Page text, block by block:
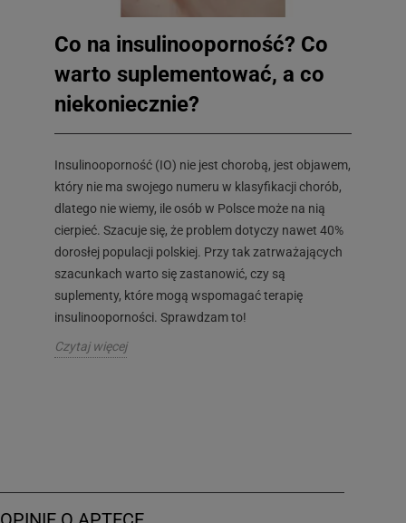
Co na insulinooporność? Co
warto suplementować, a co
niekoniecznie?
Insulinooporność (IO) nie jest chorobą, jest objawem,
który nie ma swojego numeru w klasyfikacji chorób,
dlatego nie wiemy, ile osób w Polsce może na nią
cierpieć. Szacuje się, że problem dotyczy nawet 40%
dorosłej populacji polskiej. Przy tak zatrważających
szacunkach warto się zastanowić, czy są
suplementy, które mogą wspomagać terapię
insulinooporności. Sprawdzam to!
Czytaj więcej